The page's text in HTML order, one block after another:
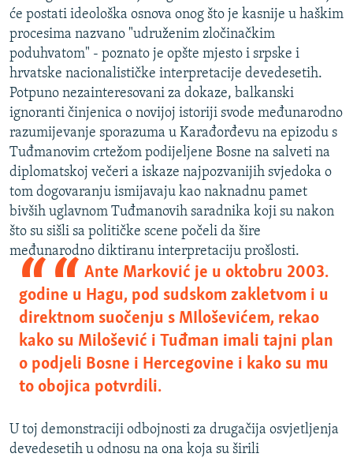
će postati ideološka osnova onog što je kasnije u haškim
procesima nazvano "udruženim zločinačkim
poduhvatom" - poznato je opšte mjesto i srpske i
hrvatske nacionalističke interpretacije devedesetih.
Potpuno nezainteresovani za dokaze, balkanski
ignoranti činjenica o novijoj istoriji svode međunarodno
razumijevanje sporazuma u Karađorđevu na epizodu s
Tuđmanovim crtežom podijeljene Bosne na salveti na
diplomatskoj večeri a iskaze najpozvanijih svjedoka o
tom dogovaranju ismijavaju kao naknadnu pamet
bivših uglavnom Tuđmanovih saradnika koji su nakon
što su sišli sa političke scene počeli da šire
međunarodno diktiranu interpretaciju prošlosti.
Ante Marković je u oktobru 2003.
godine u Hagu, pod sudskom zakletvom i u
direktnom suočenju s MIloševićem, rekao
kako su Milošević i Tuđman imali tajni plan
o podjeli Bosne i Hercegovine i kako su mu
to obojica potvrdili.
U toj demonstraciji odbojnosti za drugačija osvjetljenja
devedesetih u odnosu na ona koja su širili